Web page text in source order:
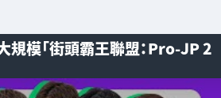
規模「街頭霸王聯盟：Pro-JP 2